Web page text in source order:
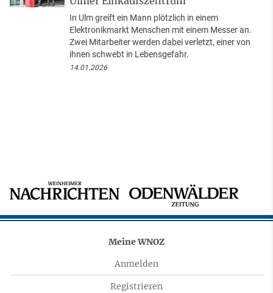
In Ulm greift ein Mann plötzlich in einem
Elektronikmarkt Menschen mit einem Messer an.
Zwei Mitarbeiter werden dabei verletzt, einer von
ihnen schwebt in Lebensgefahr.
14.01.2026
Meine WNOZ
Anmelden
Registrieren